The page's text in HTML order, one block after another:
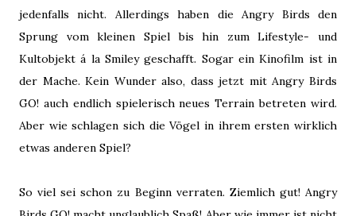
jedenfalls nicht. Allerdings haben die Angry Birds den
Sprung vom kleinen Spiel bis hin zum Lifestyle- und
Kultobjekt á la Smiley geschafft. Sogar ein Kinofilm ist in
der Mache. Kein Wunder also, dass jetzt mit Angry Birds
GO! auch endlich spielerisch neues Terrain betreten wird.
Aber wie schlagen sich die Vögel in ihrem ersten wirklich
etwas anderen Spiel?
So viel sei schon zu Beginn verraten. Ziemlich gut! Angry